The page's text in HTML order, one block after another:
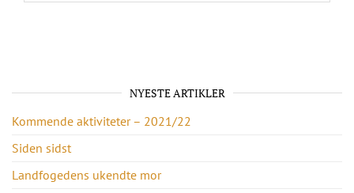
NYESTE ARTIKLER
Kommende aktiviteter – 2021/22
Siden sidst
Landfogedens ukendte mor